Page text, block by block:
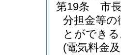
第19条
市
分担金等
とができ
(電気料金